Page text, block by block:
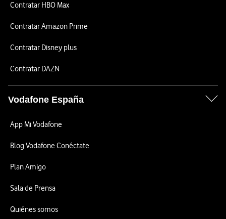
Contratar HBO Max
Contratar Amazon Prime
Contratar Disney plus
Contratar DAZN
Vodafone España
App Mi Vodafone
Blog Vodafone Conéctate
Plan Amigo
Sala de Prensa
Quiénes somos